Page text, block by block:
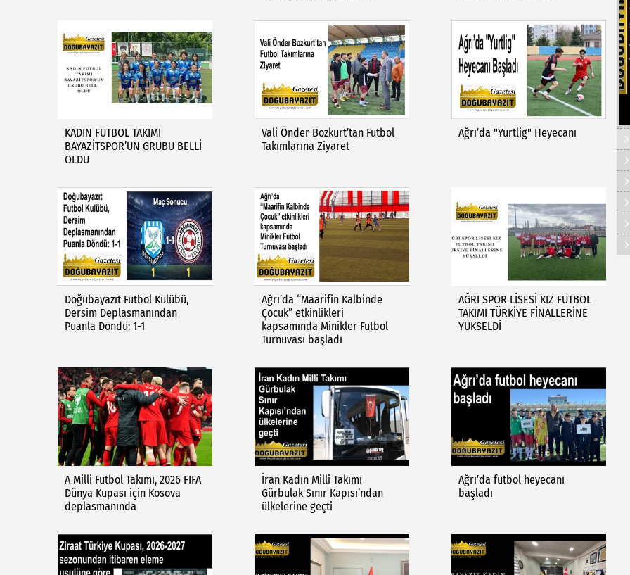
KADIN FUTBOL TAKIMI
BAYAZİTSPOR’UN GRUBU BELLİ
OLDU
Vali Önder Bozkurt’tan Futbol
Takımlarına Ziyaret
Ağrı’da "Yurtlig" Heyecanı
Doğubayazıt Futbol Kulübü,
Dersim Deplasmanından
Puanla Döndü: 1-1
Ağrı’da “Maarifin Kalbinde
Çocuk” etkinlikleri
kapsamında Minikler Futbol
Turnuvası başladı
AĞRI SPOR LİSESİ KIZ FUTBOL
TAKIMI TÜRKİYE FİNALLERİNE
YÜKSELDİ
A Milli Futbol Takımı, 2026 FIFA
Dünya Kupası için Kosova
deplasmanında
İran Kadın Milli Takımı
Gürbulak Sınır Kapısı’ndan
ülkelerine geçti
Ağrı’da futbol heyecanı
başladı